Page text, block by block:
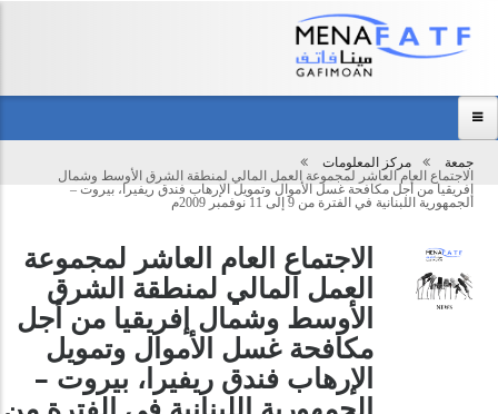
الرئيسية
مركز المعلومات
الفعاليات
نظرة عامة
اتصل بنا
تحميل
جمعة
مركز المعلومات
الاجتماع العام العاشر لمجموعة العمل المالي لمنطقة الشرق الأوسط وشمال
إفريقيا من أجل مكافحة غسل الأموال وتمويل الإرهاب فندق ريفيرا، بيروت –
الجمهورية اللبنانية في الفترة من 9 إلى 11 نوفمبر 2009م
الاجتماع العام العاشر لمجموعة
العمل المالي لمنطقة الشرق
الأوسط وشمال إفريقيا من أجل
مكافحة غسل الأموال وتمويل
الإرهاب فندق ريفيرا، بيروت –